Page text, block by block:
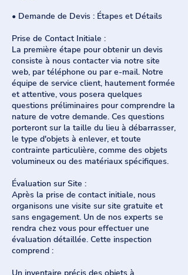
• Demande de Devis : Étapes et Détails
Prise de Contact Initiale :
La première étape pour obtenir un devis
consiste à nous contacter via notre site
web, par téléphone ou par e-mail. Notre
équipe de service client, hautement formée
et attentive, vous posera quelques
questions préliminaires pour comprendre la
nature de votre demande. Ces questions
porteront sur la taille du lieu à débarrasser,
le type d'objets à enlever, et toute
contrainte particulière, comme des objets
volumineux ou des matériaux spécifiques.
Évaluation sur Site :
Après la prise de contact initiale, nous
organisons une visite sur site gratuite et
sans engagement. Un de nos experts se
rendra chez vous pour effectuer une
évaluation détaillée. Cette inspection
comprend :